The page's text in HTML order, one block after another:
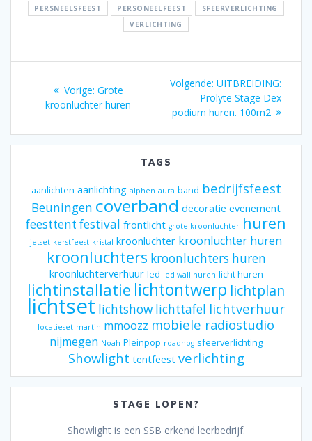
PERSNEELSFEEST
PERSONEELFEEST
SFEERVERLICHTING
VERLICHTING
navigatie
Vorige: Vorig
bericht:
Grote
kroonluchter huren
Volgende: Volgend
bericht:
UITBREIDING:
Prolyte Stage Dex
podium huren. 100m2
TAGS
aanlichten aanlichting alphen aura band bedrijfsfeest
Beuningen coverband decoratie evenement
feesttent festival frontlicht grote kroonluchter huren
jetset kerstfeest kristal kroonluchter kroonluchter huren
kroonluchters kroonluchters huren
kroonluchterverhuur led led wall huren licht huren
lichtinstallatie lichtontwerp lichtplan
lichtset lichtshow lichttafel lichtverhuur
locatieset martin mmoozz mobiele radiostudio
nijmegen Noah Pleinpop roadhog sfeerverlichting
Showlight tentfeest verlichting
STAGE LOPEN?
Showlight is een SSB erkend leerbedrijf.